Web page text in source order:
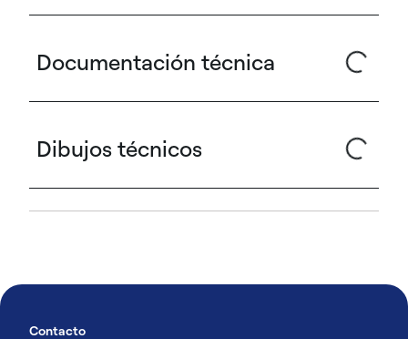
Documentación técnica
Dibujos técnicos
Contacto